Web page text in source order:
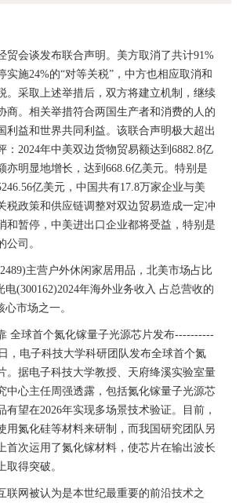
会谈发布联合声明。美方取消了共计91%
实施24%的“对等关税”，中方也相应取消和
。采取上述举措后，双方将建立机制，继续
商。相关举措符合两国生产者和消费的人的
利益和世界共同利益。该联合声明极大超出
：2024年中美双边货物贸易额达到6882.8亿
亦明显地增长，达到668.6亿美元。特别是
亿美元，中国共有17.8万家企业与美
税政策和供应链调整对双边贸易造成一定冲
和暂停，中美进出口企业都将受益，特别是
公司。
主营户外休闲家居用品，北美市场占比
电(300162)2024年海外业务收入 占总营收的
心市场之一。
球首个氮化镓量子光源芯片发布----------
，电子科技大学科研团队发布全球首个氮
。据电子科技大学教授、天府绛溪实验室量
中心主任周强透露，包括氮化镓量子光源芯
有望在2026年实现多场景技术验证。目前，
用氮化硅等材料来研制，而我国研究团队另
首次运用了氮化镓材料，使芯片在输出波长
取得突破。
网被认为是本世纪最重要的前沿技术之